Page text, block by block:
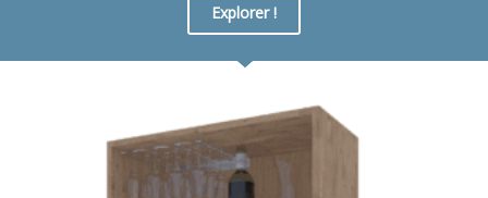
Explorer !